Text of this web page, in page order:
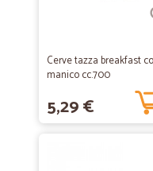
Cerve tazza breakfast
manico cc.700
5,29 €